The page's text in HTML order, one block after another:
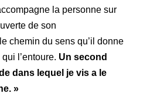
la personne sur
de son
chemin du sens qu’il donne
l’entoure. Un second
dans lequel je vis a le
»